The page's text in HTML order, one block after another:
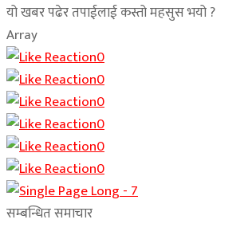
यो खबर पढेर तपाईलाई कस्तो महसुस भयो ?
Array
0
0
0
0
0
0
सम्बन्धित समाचार